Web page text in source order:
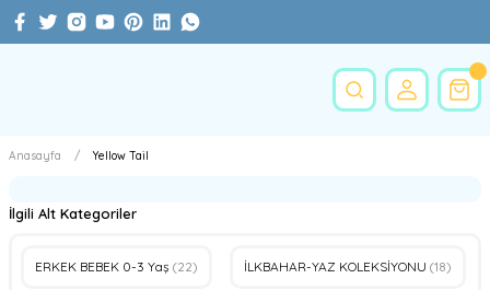
Anasayfa Yellow Tail
İlgili Alt Kategoriler
ERKEK BEBEK 0-3 Yaş (22) İLKBAHAR-YAZ KOLEKSİYONU (18)